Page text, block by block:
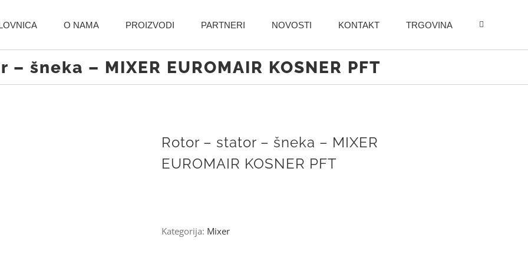
O NAMA PROIZVODI PARTNERI NOVOSTI KONTAKT TRGOVINA
šneka – MIXER EUROMAIR KOSNER PFT
Rotor – stator – šneka – MIXER
EUROMAIR KOSNER PFT
Kategorija: Mixer